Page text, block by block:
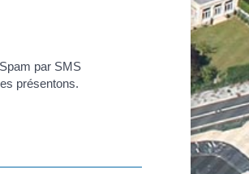
par SMS
présentons.